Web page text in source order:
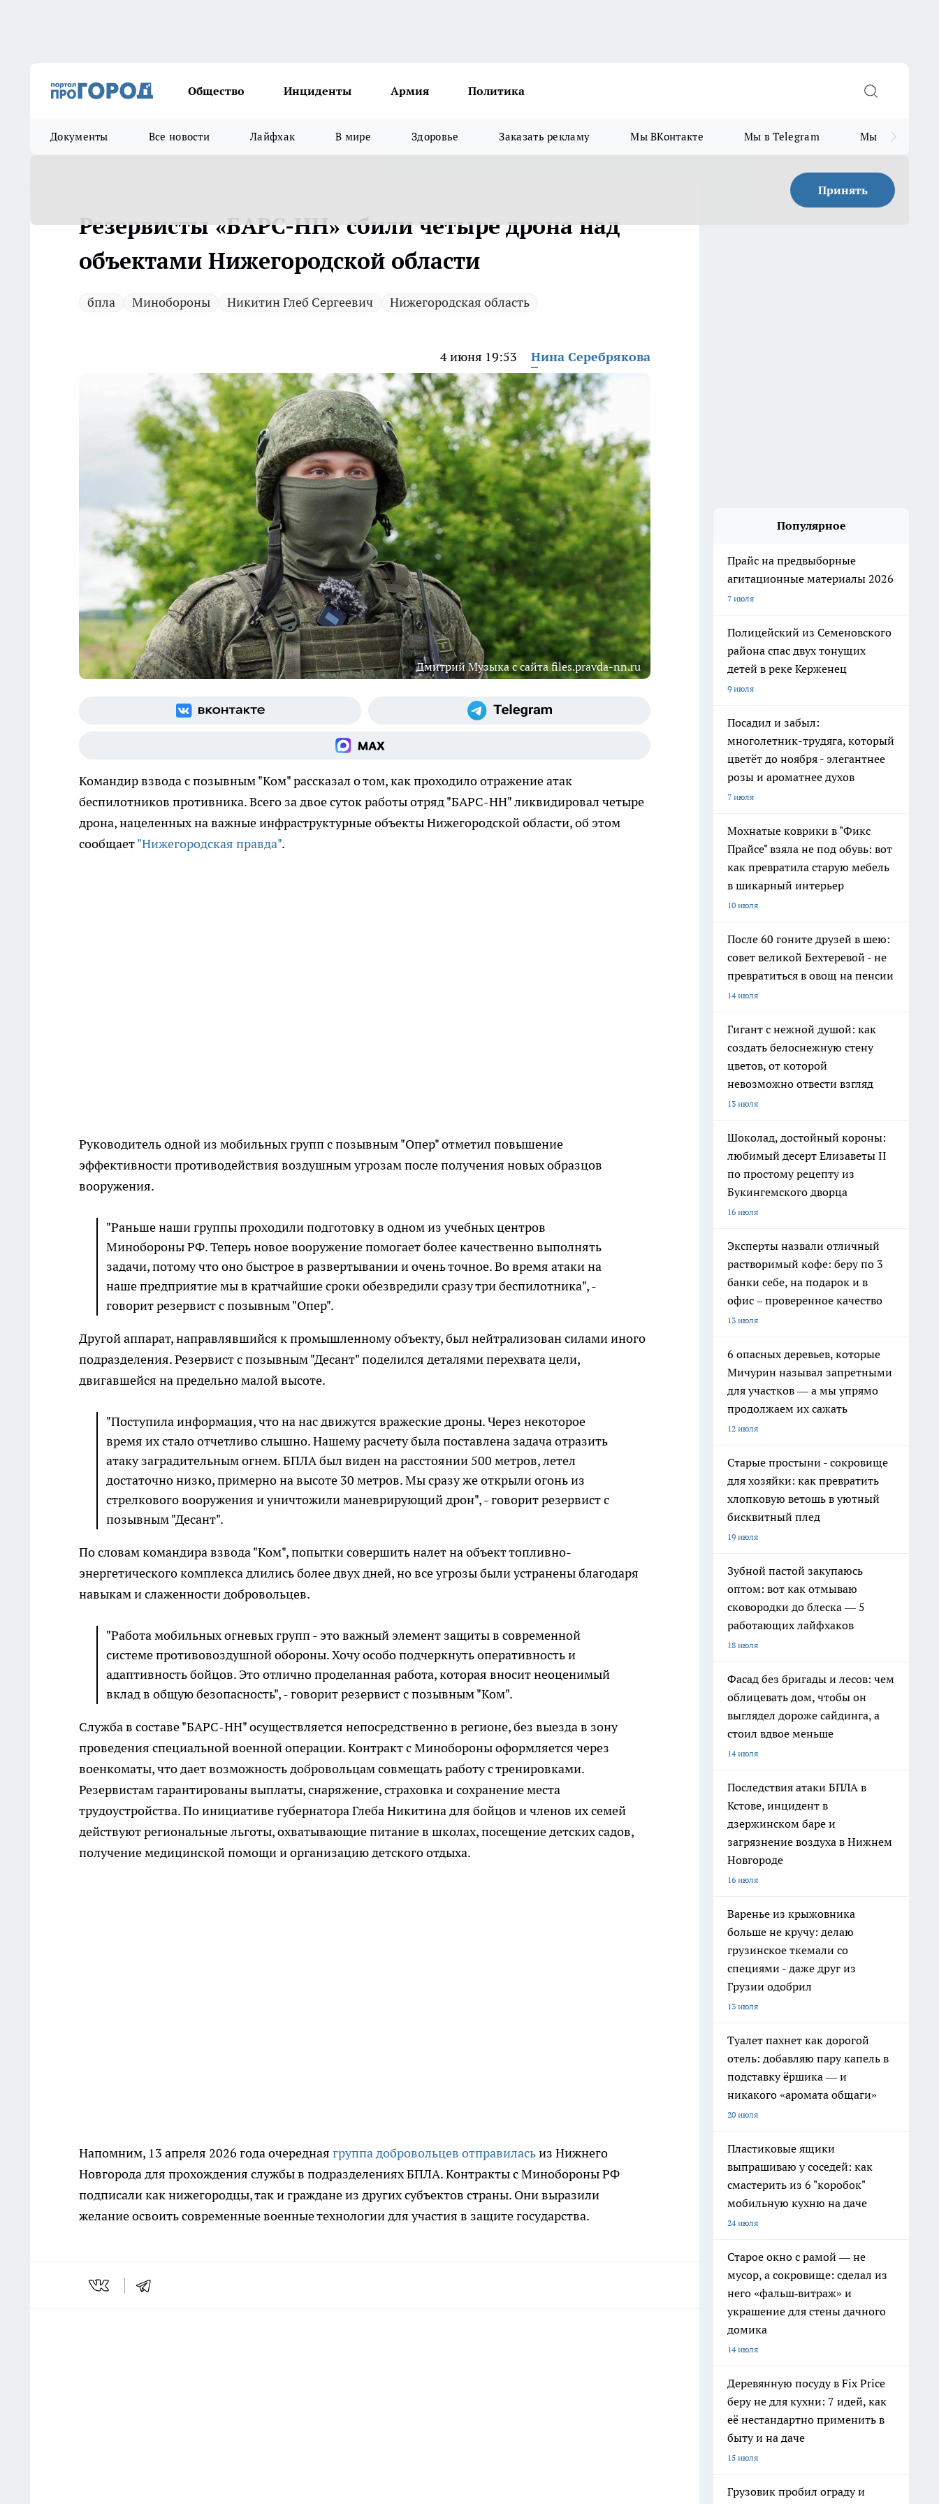
Общество Инциденты Армия Политика
Документы Все новости Лайфхак В мире Здоровье Заказать рекламу Мы ВКонтакте Мы в Telegram Мы в MAX
Принять
Резервисты «БАРС-НН» сбили четыре дрона над
объектами Нижегородской области
бпла Минобороны Никитин Глеб Сергеевич Нижегородская область
4 июня 19:53 Нина Серебрякова
Дмитрий Музыка с сайта files.pravda-nn.ru
Командир взвода с позывным "Ком" рассказал о том, как проходило отражение атак
беспилотников противника. Всего за двое суток работы отряд "БАРС-НН" ликвидировал четыре
дрона, нацеленных на важные инфраструктурные объекты Нижегородской области, об этом
сообщает"Нижегородская правда".
Руководитель одной из мобильных групп с позывным "Опер" отметил повышение
эффективности противодействия воздушным угрозам после получения новых образцов
вооружения.
"Раньше наши группы проходили подготовку в одном из учебных центров
Минобороны РФ. Теперь новое вооружение помогает более качественно выполнять
задачи, потому что оно быстрое в развертывании и очень точное. Во время атаки на
наше предприятие мы в кратчайшие сроки обезвредили сразу три беспилотника", -
говорит резервист с позывным "Опер".
Другой аппарат, направлявшийся к промышленному объекту, был нейтрализован силами иного
подразделения. Резервист с позывным "Десант" поделился деталями перехвата цели,
двигавшейся на предельно малой высоте.
"Поступила информация, что на нас движутся вражеские дроны. Через некоторое
время их стало отчетливо слышно. Нашему расчету была поставлена задача отразить
атаку заградительным огнем. БПЛА был виден на расстоянии 500 метров, летел
достаточно низко, примерно на высоте 30 метров. Мы сразу же открыли огонь из
стрелкового вооружения и уничтожили маневрирующий дрон", - говорит резервист с
позывным "Десант".
По словам командира взвода "Ком", попытки совершить налет на объект топливно-
энергетического комплекса длились более двух дней, но все угрозы были устранены благодаря
навыкам и слаженности добровольцев.
"Работа мобильных огневых групп - это важный элемент защиты в современной
системе противовоздушной обороны. Хочу особо подчеркнуть оперативность и
адаптивность бойцов. Это отлично проделанная работа, которая вносит неоценимый
вклад в общую безопасность", - говорит резервист с позывным "Ком".
Служба в составе "БАРС-НН" осуществляется непосредственно в регионе, без выезда в зону
проведения специальной военной операции. Контракт с Минобороны оформляется через
военкоматы, что дает возможность добровольцам совмещать работу с тренировками.
Резервистам гарантированы выплаты, снаряжение, страховка и сохранение места
трудоустройства. По инициативе губернатора Глеба Никитина для бойцов и членов их семей
действуют региональные льготы, охватывающие питание в школах, посещение детских садов,
получение медицинской помощи и организацию детского отдыха.
Напомним, 13 апреля 2026 года очередная группа добровольцев отправиласьиз Нижнего
Новгорода для прохождения службы в подразделениях БПЛА. Контракты с Минобороны РФ
подписали как нижегородцы, так и граждане из других субъектов страны. Они выразили
желание освоить современные военные технологии для участия в защите государства.
Популярное
Прайс на предвыборные
агитационные материалы 2026
7 июля
Полицейский из Семеновского
района спас двух тонущих
детей в реке Керженец
9 июля
Посадил и забыл:
многолетник-трудяга, который
цветёт до ноября - элегантнее
розы и ароматнее духов
7 июля
Мохнатые коврики в "Фикс
Прайсе" взяла не под обувь: вот
как превратила старую мебель
в шикарный интерьер
10 июля
После 60 гоните друзей в шею:
совет великой Бехтеревой - не
превратиться в овощ на пенсии
14 июля
Гигант с нежной душой: как
создать белоснежную стену
цветов, от которой
невозможно отвести взгляд
13 июля
Шоколад, достойный короны:
любимый десерт Елизаветы II
по простому рецепту из
Букингемского дворца
16 июля
Эксперты назвали отличный
растворимый кофе: беру по 3
банки себе, на подарок и в
офис – проверенное качество
13 июля
6 опасных деревьев, которые
Мичурин называл запретными
для участков — а мы упрямо
продолжаем их сажать
12 июля
Старые простыни - сокровище
для хозяйки: как превратить
хлопковую ветошь в уютный
бисквитный плед
19 июля
Зубной пастой закупаюсь
оптом: вот как отмываю
сковородки до блеска — 5
работающих лайфхаков
18 июля
Фасад без бригады и лесов: чем
облицевать дом, чтобы он
выглядел дороже сайдинга, а
стоил вдвое меньше
14 июля
Последствия атаки БПЛА в
Кстове, инцидент в
дзержинском баре и
загрязнение воздуха в Нижнем
Новгороде
16 июля
Варенье из крыжовника
больше не кручу: делаю
грузинское ткемали со
специями - даже друг из
Грузии одобрил
13 июля
Туалет пахнет как дорогой
отель: добавляю пару капель в
подставку ёршика — и
никакого «аромата общаги»
20 июля
Пластиковые ящики
выпрашиваю у соседей: как
смастерить из 6 "коробок"
мобильную кухню на даче
24 июля
Старое окно с рамой — не
мусор, а сокровище: сделал из
него «фальш‑витраж» и
украшение для стены дачного
домика
14 июля
Деревянную посуду в Fix Price
беру не для кухни: 7 идей, как
её нестандартно применить в
быту и на даче
15 июля
Грузовик пробил ограду и